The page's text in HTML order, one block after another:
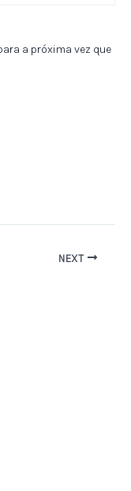
a próxima vez que
NEXT